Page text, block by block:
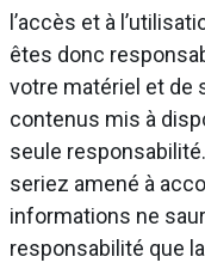
l’accès et à
êtes donc
votre matériel et de
contenus mis à
seule
seriez amené à
informations ne
responsabilité que